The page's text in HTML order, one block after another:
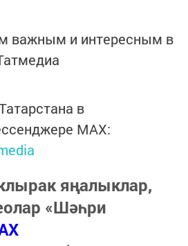
важным и интересным в
в
MАХ:
яңалыклар,
«Шәһри